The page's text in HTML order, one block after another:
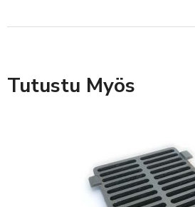
Tutustu Myös